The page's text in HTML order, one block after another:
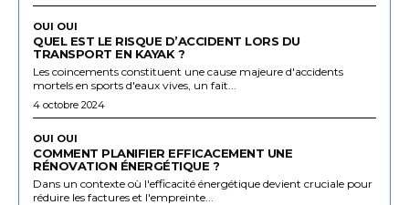
OUI OUI
QUEL EST LE RISQUE D’ACCIDENT LORS DU
TRANSPORT EN KAYAK ?
Les coincements constituent une cause majeure d'accidents
mortels en sports d'eaux vives, un fait...
4 octobre 2024
OUI OUI
COMMENT PLANIFIER EFFICACEMENT UNE
RÉNOVATION ÉNERGÉTIQUE ?
Dans un contexte où l'efficacité énergétique devient cruciale pour
réduire les factures et l'empreinte...